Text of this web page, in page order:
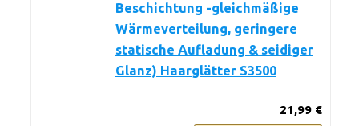
Beschichtung -gleichmäßige
Wärmeverteilung, geringere
statische Aufladung & seidiger
Glanz) Haarglätter S3500
21,99 €